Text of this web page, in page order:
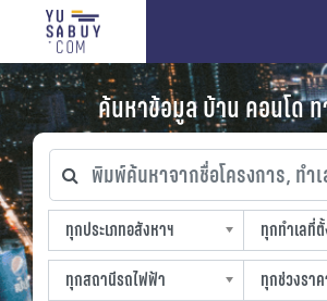
ค้นหาข้อมูล บ้าน คอนโด
พิมพ์ค้นหาจากชื่อโครงการ, ทำเล
ทุกประเภทอสังหาฯ
ทุกประเภทอสังหาฯ
sproperty
ทุกทำเลที่ตั้ง
ทุกทำเลที่
slocation
ทุกสถานีรถไฟฟ้า
ทุกสถานีรถไฟฟ้า
ทุกช่วงราคา
ทุกช่วงรา